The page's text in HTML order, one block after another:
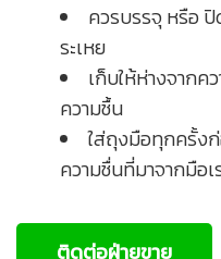
ควรบรรจุ หรือ
ระเหย
เก็บให้ห่างจากค
ความชื้น
ใส่ถุงมือทุกครั้ง
ความชื่นที่มาจากมือ
ติดต่อฝ่ายขาย